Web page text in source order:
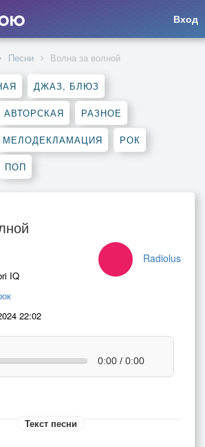
Вход
Песни Волна за волной
ДЖАЗ, БЛЮЗ
АВТОРСКАЯ РАЗНОЕ
МЕЛОДЕКЛАМАЦИЯ РОК
ПОП
Radiolus
IQ
22:02
0:00 / 0:00
Текст песни